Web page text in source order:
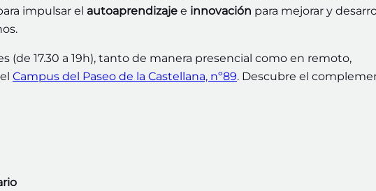
impulsar el autoaprendizaje e innovación para mejorar y
(de 17.30 a 19h), tanto de manera presencial como en remoto,
Campus del Paseo de la Castellana, nº89. Descubre el